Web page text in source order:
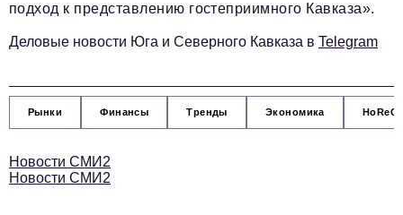
подход к представлению гостеприимного Кавказа».
Деловые новости Юга и Северного Кавказа в Telegram
Рынки Финансы Тренды Экономика HoReCa
Новости СМИ2
Новости СМИ2